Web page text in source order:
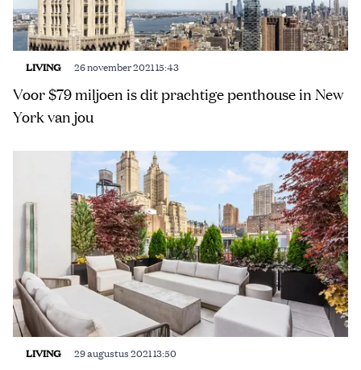
LIVING 26 november 2021 15:43
Voor $79 miljoen is dit prachtige penthouse in New
York van jou
LIVING 29 augustus 2021 13:50